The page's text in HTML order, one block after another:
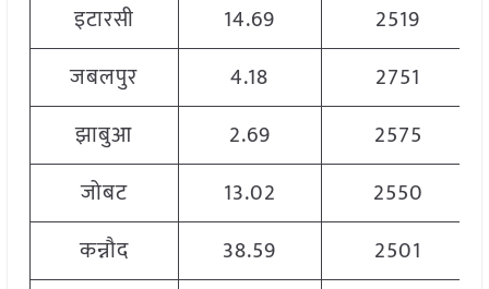
इटारसी
14.69
2519
जबलपुर
4.18
2751
झाबुआ
2.69
2575
जोबट
13.02
2550
कन्नौद
38.59
2501